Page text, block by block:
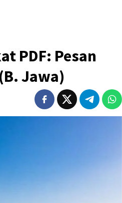
PDF: Pesan
Jawa)